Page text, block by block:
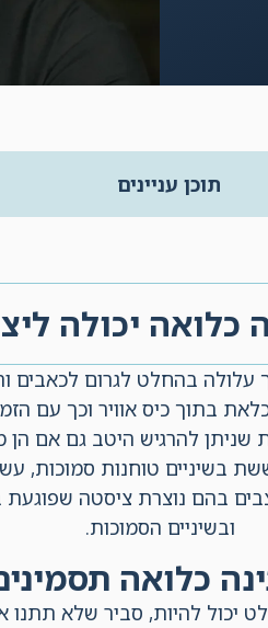
תוכן עניינים
כלואה יכולה
עלולה בהחלט לגרום לכאבים
בתוך כיס אוויר וכך עם
שניתן להרגיש היטב גם אם
בשיניים טוחנות סמוכות,
בהם נוצרת ציסטה
ובשיניים הסמוכות.
כלואה
יכול להיות, סביר שלא